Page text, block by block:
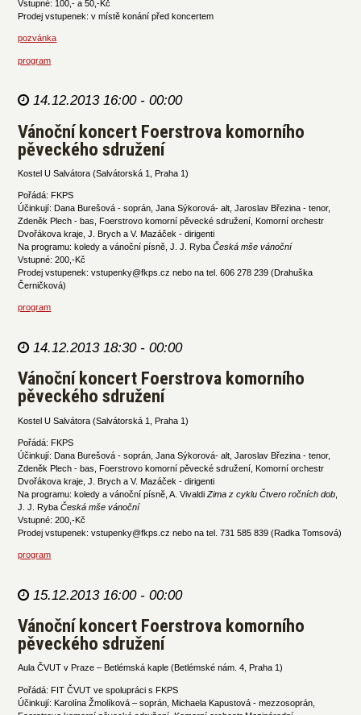
Vstupné: 100,- a 50,-Kč
Prodej vstupenek: v místě konání před koncertem
pozvánka
program
14.12.2013 16:00 - 00:00
Vánoční koncert Foerstrova komorního
pěveckého sdružení
Kostel U Salvátora (Salvátorská 1, Praha 1)
Pořádá: FKPS
Účinkují: Dana Burešová - soprán, Jana Sýkorová- alt, Jaroslav Březina - tenor,
Zdeněk Plech - bas, Foerstrovo komorní pěvecké sdružení, Komorní orchestr
Dvořákova kraje, J. Brych a V. Mazáček - dirigenti
Na programu: koledy a vánoční písně, J. J. RybaČeská mše vánoční
Vstupné: 200,-Kč
Prodej vstupenek: vstupenky@fkps.cz nebo na tel. 606 278 239 (Drahuška
Černičková)
program
14.12.2013 18:30 - 00:00
Vánoční koncert Foerstrova komorního
pěveckého sdružení
Kostel U Salvátora (Salvátorská 1, Praha 1)
Pořádá: FKPS
Účinkují: Dana Burešová - soprán, Jana Sýkorová- alt, Jaroslav Březina - tenor,
Zdeněk Plech - bas, Foerstrovo komorní pěvecké sdružení, Komorní orchestr
Dvořákova kraje, J. Brych a V. Mazáček - dirigenti
Na programu: koledy a vánoční písně, A. VivaldiZima z cyklu Čtvero ročních dob
J. J. RybaČeská mše vánoční
Vstupné: 200,-Kč
Prodej vstupenek: vstupenky@fkps.cz nebo na tel. 731 585 839 (Radka Tomsová)
program
15.12.2013 16:00 - 00:00
Vánoční koncert Foerstrova komorního
pěveckého sdružení
Aula ČVUT v Praze – Betlémská kaple (Betlémské nám. 4, Praha 1)
Pořádá: FIT ČVUT ve spolupráci s FKPS
Účinkují: Karolína Žmolíková – soprán, Michaela Kapustová - mezzosoprán,